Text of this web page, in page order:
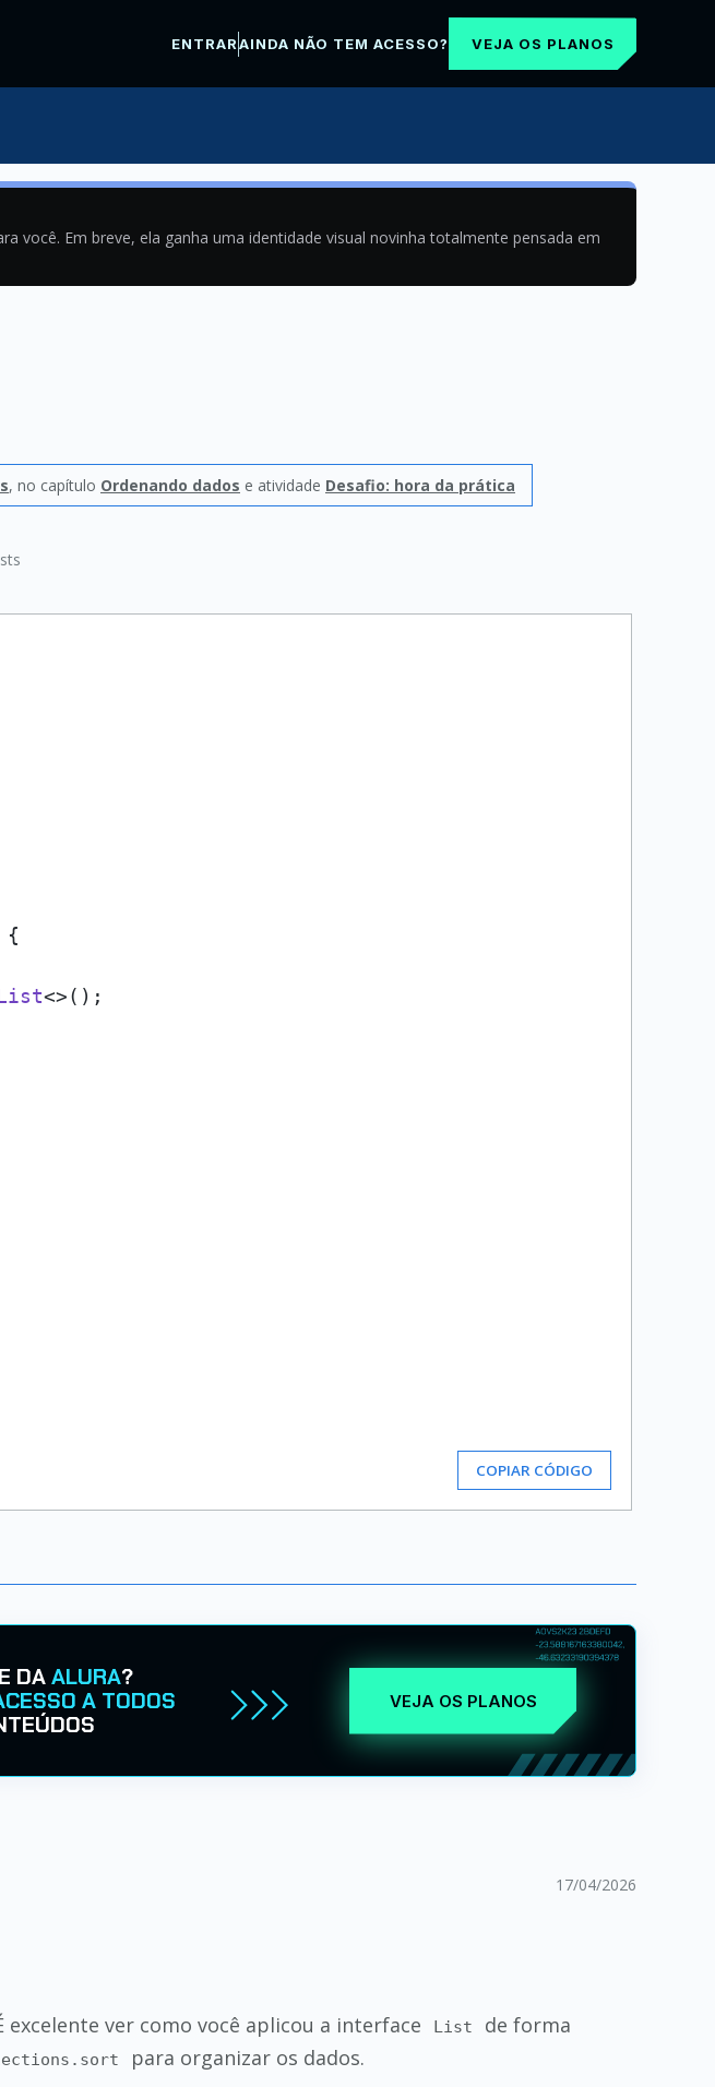
ENTRARAINDA NÃO TEM ACESSO? VEJA OS PLANOS
você. Em breve, ela ganha uma identidade visual novinha totalmente pensada em
, no capítulo Ordenando dados e atividade Desafio: hora da prática
{
<>();
COPIAR CÓDIGO
DAALURA?
A TODOS
VEJA OS PLANOS
17/04/2026
excelente ver como você aplicou a interface
List
de forma
para organizar os dados.